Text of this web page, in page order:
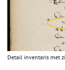
Detail inventaris met